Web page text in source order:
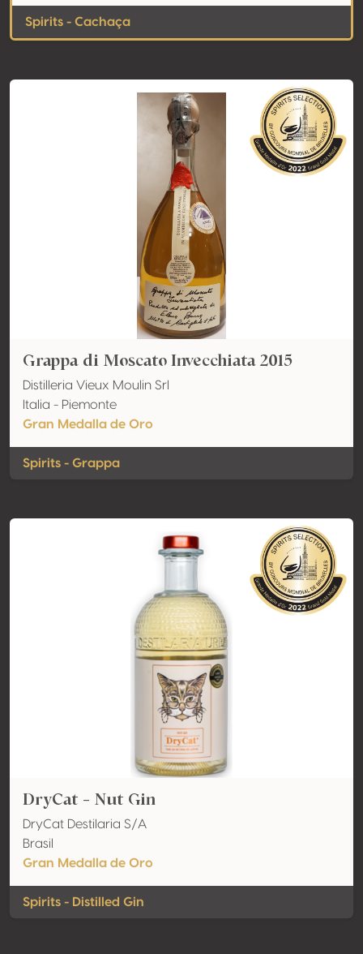
Spirits - Cachaça
Grappa di Moscato Invecchiata 2015
Distilleria Vieux Moulin Srl
Italia - Piemonte
Gran Medalla de Oro
Spirits - Grappa
DryCat - Nut Gin
DryCat Destilaria S/A
Brasil
Gran Medalla de Oro
Spirits - Distilled Gin